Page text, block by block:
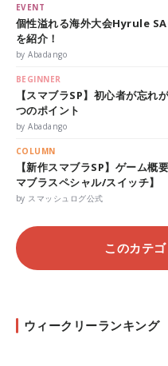
EVENT
個性溢れる海外大会Hyrule
を紹介！
by Abadango
BEGINNER
【スマブラSP】初心者が忘れ
つのポイント
by Abadango
COLUMN
【新作スマブラSP】ゲーム概
マブラスペシャル/スイッチ】
by スマッシュログ公式
このカテ
ウィークリーランキング